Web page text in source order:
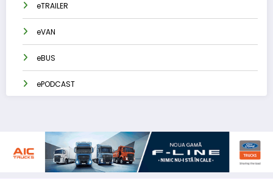
eTRAILER
eVAN
eBUS
ePODCAST